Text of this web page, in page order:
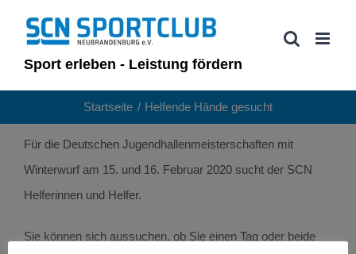
Inhalt
springenSport erleben - Leistung fördern
Startseite Helfende Hände gesucht
Für die Deutschen Jugendhallenmeisterschaften mit
Winterwurf am 15. und 16. Februar 2020 sucht der SCN
Helferinnen und Helfer.
Sie können sich aussuchen, ob Sie einen Tag oder beide